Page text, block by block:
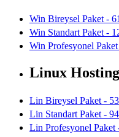
Win Bireysel Paket -
Win Standart Paket -
Win Profesyonel
Linux
Lin Bireysel Paket -
Lin Standart Paket -
Lin Profesyonel Paket